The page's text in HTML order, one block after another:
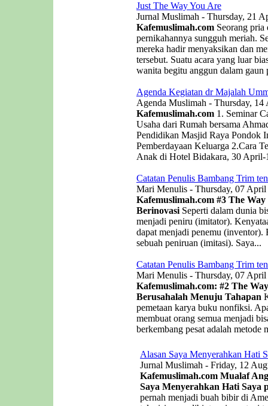
Just The Way You Are
Jurnal Muslimah - Thursday, 21
Kafemuslimah.com Seorang pria
pernikahannya sungguh meriah.
mereka hadir menyaksikan dan
tersebut. Suatu acara yang luar
wanita begitu anggun dalam gaun
Agenda Kegiatan dr Majalah
Agenda Muslimah - Thursday, 14
Kafemuslimah.com 1. Seminar
Usaha dari Rumah bersama
Pendidikan Masjid Raya Pondok
Pemberdayaan Keluarga 2.Cara
Anak di Hotel Bidakara, 30
Catatan Penulis Bambang Trim
Mari Menulis - Thursday, 07 April
Kafemuslimah.com #3 The
Berinovasi Seperti dalam dunia
menjadi peniru (imitator).
dapat menjadi penemu
sebuah peniruan (imitasi). Saya...
Catatan Penulis Bambang Trim
Mari Menulis - Thursday, 07 April
Kafemuslimah.com: #2 The
Berusahalah Menuju Tahapan
pemetaan karya buku nonfiksi.
membuat orang semua menjadi
berkembang pesat adalah metode
Alasan Saya Menyerahkan Hati
Jurnal Muslimah - Friday, 12
Kafemuslimah.com Mualaf
Saya Menyerahkan Hati Saya
pernah menjadi buah bibir di